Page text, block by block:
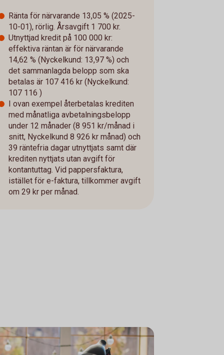
Ränta för närvarande 13,05 % (2025-
10-01), rörlig. Årsavgift 1 700 kr.
Utnyttjad kredit på 100 000 kr:
effektiva räntan är för närvarande
14,62 % (Nyckelkund: 13,97 %) och
det sammanlagda belopp som ska
betalas är 107 416 kr (Nyckelkund:
107 116 )
I ovan exempel återbetalas krediten
med månatliga avbetalningsbelopp
under 12 månader (8 951 kr/månad i
snitt, Nyckelkund 8 926 kr månad) och
39 räntefria dagar utnyttjats samt där
krediten nyttjats utan avgift för
kontantuttag. Vid pappersfaktura,
istället för e-faktura, tillkommer avgift
om 29 kr per månad.